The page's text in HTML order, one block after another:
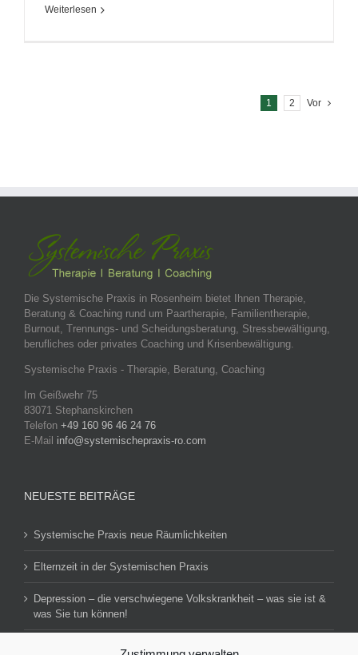
Weiterlesen
1 2 Vor
Die Systemische Praxis in Rosenheim bietet Ihnen Therapie,
Beratung & Coaching rund um Paartherapie, Familientherapie,
Burnout, Trennungs- und Scheidungsberatung, Stressbewältigung,
berufliches oder privates Coaching und Krisenbewältigung.
Systemische Praxis - Therapie, Beratung, Coaching
Im Geißwehr 75
83071 Stephanskirchen
Telefon +49 160 96 46 24 76
E-Mail info@systemischepraxis-ro.com
NEUESTE BEITRÄGE
Systemische Praxis neue Räumlichkeiten
Elternzeit in der Systemischen Praxis
Depression – die verschwiegene Volkskrankheit – was sie ist &
was Sie tun können!